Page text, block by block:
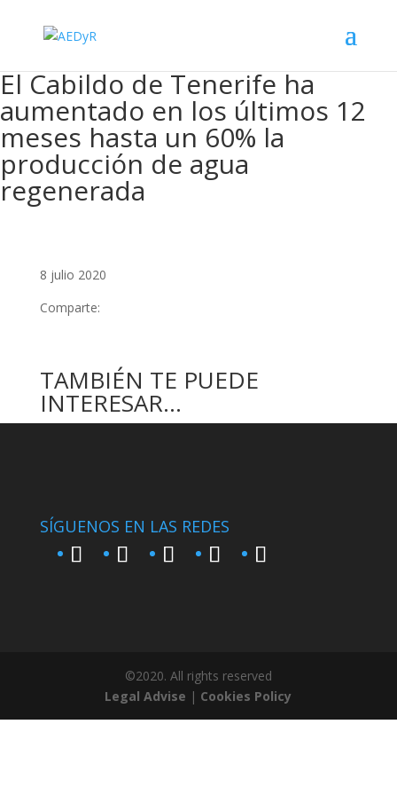
El Cabildo de Tenerife ha
aumentado en los últimos 12
meses hasta un 60% la
producción de agua
regenerada
8 julio 2020
Comparte:
TAMBIÉN TE PUEDE
INTERESAR…
SÍGUENOS EN LAS REDES
©2020. All rights reserved
Legal Advise | Cookies Policy